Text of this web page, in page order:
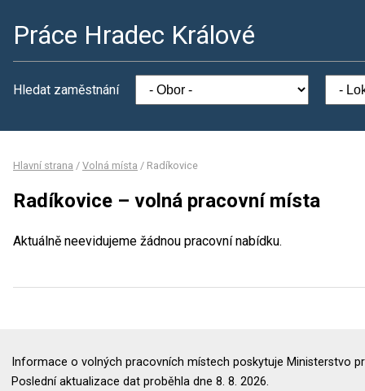
Práce Hradec Králové
Hledat zaměstnání
Hlavní strana / Volná místa / Radíkovice
Radíkovice – volná pracovní místa
Aktuálně neevidujeme žádnou pracovní nabídku.
Informace o volných pracovních místech poskytuje Ministerstvo
Poslední aktualizace dat proběhla dne 8. 8. 2026.